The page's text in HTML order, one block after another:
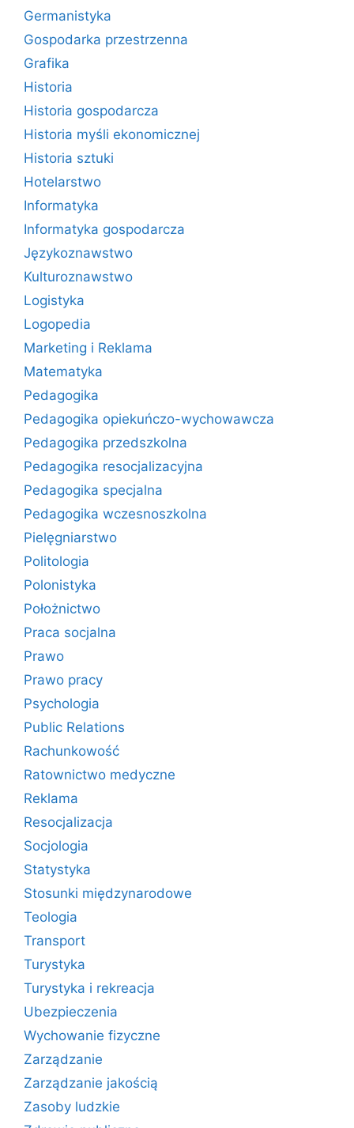
Germanistyka
Gospodarka przestrzenna
Grafika
Historia
Historia gospodarcza
Historia myśli ekonomicznej
Historia sztuki
Hotelarstwo
Informatyka
Informatyka gospodarcza
Językoznawstwo
Kulturoznawstwo
Logistyka
Logopedia
Marketing i Reklama
Matematyka
Pedagogika
Pedagogika opiekuńczo-wychowawcza
Pedagogika przedszkolna
Pedagogika resocjalizacyjna
Pedagogika specjalna
Pedagogika wczesnoszkolna
Pielęgniarstwo
Politologia
Polonistyka
Położnictwo
Praca socjalna
Prawo
Prawo pracy
Psychologia
Public Relations
Rachunkowość
Ratownictwo medyczne
Reklama
Resocjalizacja
Socjologia
Statystyka
Stosunki międzynarodowe
Teologia
Transport
Turystyka
Turystyka i rekreacja
Ubezpieczenia
Wychowanie fizyczne
Zarządzanie
Zarządzanie jakością
Zasoby ludzkie